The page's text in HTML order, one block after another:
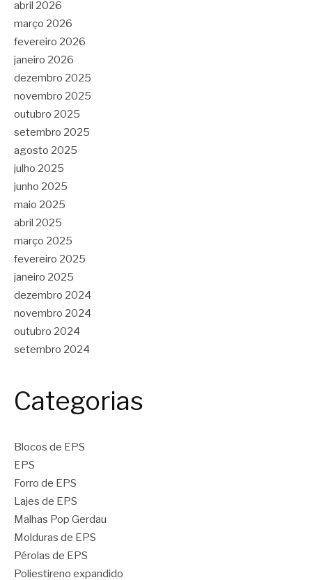
abril 2026
março 2026
fevereiro 2026
janeiro 2026
dezembro 2025
novembro 2025
outubro 2025
setembro 2025
agosto 2025
julho 2025
junho 2025
maio 2025
abril 2025
março 2025
fevereiro 2025
janeiro 2025
dezembro 2024
novembro 2024
outubro 2024
setembro 2024
Categorias
Blocos de EPS
EPS
Forro de EPS
Lajes de EPS
Malhas Pop Gerdau
Molduras de EPS
Pérolas de EPS
Poliestireno expandido